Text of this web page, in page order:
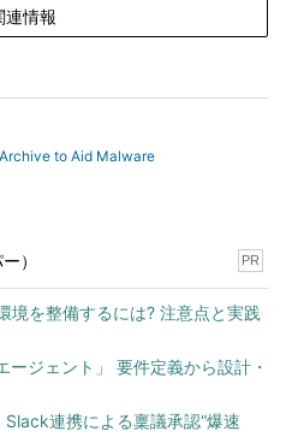
連情報
to Aid Malware
） PR
境を整備するには? 注意点と実践
ージェント」 要件定義から設計・
連携による稟議承認“爆速